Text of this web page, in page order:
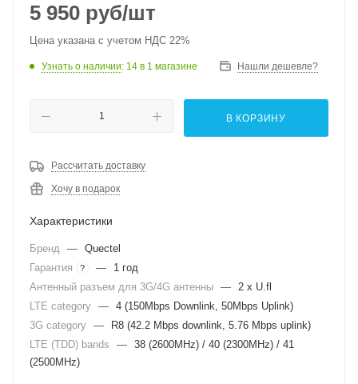
5 950 руб/шт
Цена указана с учетом НДС 22%
Узнать о наличии: 14 в 1 магазине Нашли дешевле?
В КОРЗИНУ
Рассчитать доставку
Хочу в подарок
Характеристики
Бренд — Quectel
Гарантия
? —
1 год
Антенный разъем для 3G/4G антенны — 2 x U.fl
LTE category — 4 (150Mbps Downlink, 50Mbps Uplink)
3G category —
R8 (42.2 Mbps downlink, 5.76 Mbps uplink)
LTE (TDD) bands
— 38 (2600MHz) / 40 (2300MHz) / 41
(2500MHz)